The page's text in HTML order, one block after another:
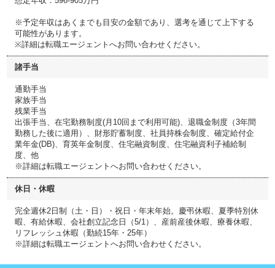
※予定年収はあくまでも目安の金額であり、選考を通じて上下する
可能性があります。
※詳細は転職エージェントへお問い合わせください。
諸手当
通勤手当
家族手当
残業手当
出張手当、在宅勤務制度(月10回まで利用可能)、退職金制度（3年間
勤務した後に適用）、財形貯蓄制度、社員持株会制度、確定給付企
業年金(DB)、育英年金制度、住宅融資制度、住宅融資利子補給制
度、他
※詳細は転職エージェントへお問い合わせください。
休日・休暇
完全週休2日制（土・日）・祝日・年末年始。慶弔休暇、夏季特別休
暇、有給休暇、会社創立記念日（5/1）、産前産後休暇、療養休暇、
リフレッシュ休暇（勤続15年・25年）
※詳細は転職エージェントへお問い合わせください。